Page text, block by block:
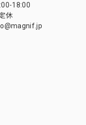
18:00
休